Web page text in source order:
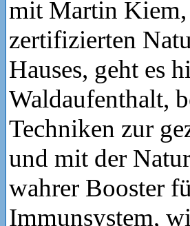
mit Martin Kiem,
zertifizierten
Hauses, geht es
Waldaufenthalt,
Techniken zur
und mit der
wahrer Booster
Immunsystem,